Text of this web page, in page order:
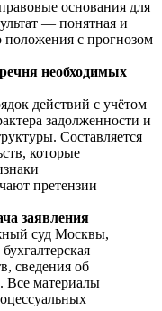
основания для
— понятная и
положения с прогнозом
необходимых
действий с учётом
задолженности и
Составляется
которые
претензии
заявления
суд Москвы,
сведения об
Все материалы